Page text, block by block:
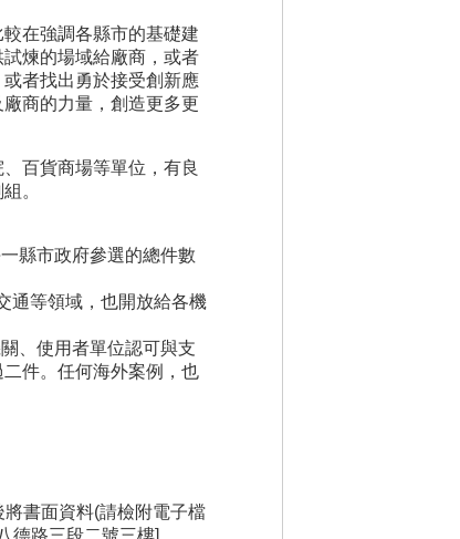
在強調各縣市的基礎建
煉的場域給廠商，或者
者找出勇於接受創新應
商的力量，創造更多更
百貨商場等單位，有良
。
縣市政府參選的總件數
通等領域，也開放給各機
、使用者單位認可與支
件。任何海外案例，也
書面資料(請檢附電子檔